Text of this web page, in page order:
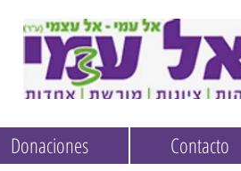
Donaciones Contacto